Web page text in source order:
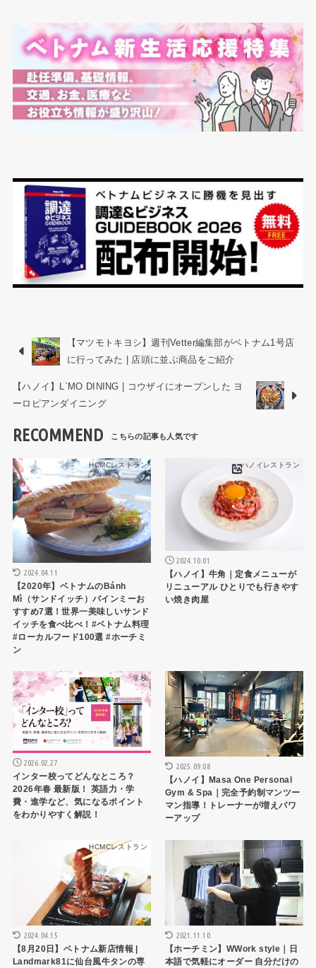
【マツモトキヨシ】週刊Vetter編集部がベトナム1号店
に行ってみた | 店頭に並ぶ商品をご紹介
【ハノイ】L`MO DINING | コウザイにオープンした ヨ
ーロピアンダイニング
RECOMMEND
HCMCレストラン
2024.04.11
【2020年】ベトナムのBánh
Mì（サンドイッチ）バインミーお
すすめ7選！世界一美味しいサンド
イッチを食べ比べ！#ベトナム料理
#ローカルフード100選 #ホーチミ
ン
ハノイレストラン
2024.10.01
【ハノイ】牛角｜定食メニューが
リニューアル ひとりでも行きやす
い焼き肉屋
学校
2026.02.27
インター校ってどんなところ？
2026年春 最新版！ 英語力・学
費・進学など、気になるポイント
をわかりやすく解説！
生活
2025.09.08
【ハノイ】Masa One Personal
Gym & Spa｜完全予約制マンツー
マン指導！トレーナーが増えパワ
ーアップ
HCMCレストラン
2024.04.15
【8月20日】ベトナム新店情報 |
Landmark81に仙台風牛タンの専
生活
2021.11.10
【ホーチミン】WWork style｜日
本語で気軽にオーダー 自分だけの